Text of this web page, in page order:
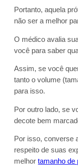
Portanto, aquela
não ser a melhor
O médico avalia
você para saber
Assim, se você
tanto o volume
para isso.
Por outro lado, se
decote bem
Por isso, converse
respeito de suas
melhortamanho de